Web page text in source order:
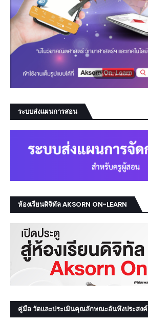
ระบบส่งแผนการสอน
ห้องเรียนดิจิทัล AKSORN ON-LEARN
คู่มือ วัดและประเมินคุณลักษณะอันพึงประสงค์